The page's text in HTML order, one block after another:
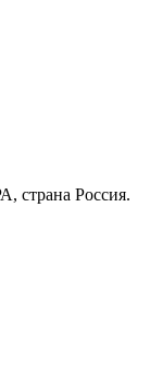
страна Россия.